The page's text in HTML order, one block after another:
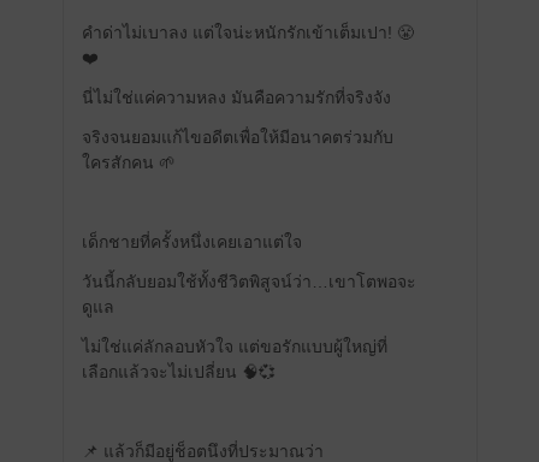
คำด่าไม่เบาลง แต่ใจน่ะหนักรักเข้าเต็มเปา! 😤
❤️
นี่ไม่ใช่แค่ความหลง มันคือความรักที่จริงจัง
จริงจนยอมแก้ไขอดีตเพื่อให้มีอนาคตร่วมกับ
ใครสักคน 🌱
เด็กชายที่ครั้งหนึ่งเคยเอาแต่ใจ
วันนี้กลับยอมใช้ทั้งชีวิตพิสูจน์ว่า…เขาโตพอจะ
ดูแล
ไม่ใช่แค่ลักลอบหัวใจ แต่ขอรักแบบผู้ใหญ่ที่
เลือกแล้วจะไม่เปลี่ยน 🧠💞
📌 แล้วก็มีอยู่ช็อตนึงที่ประมาณว่า